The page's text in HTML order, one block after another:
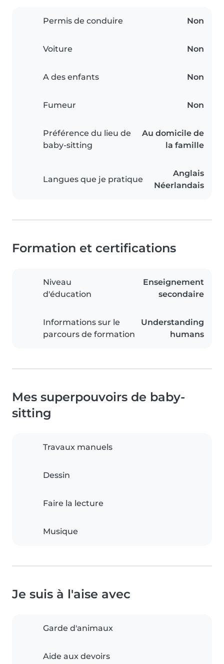
Permis de conduire Non
Voiture Non
A des enfants Non
Fumeur Non
Préférence du lieu de
baby-sitting
Au domicile de
la famille
Langues que je pratique
Anglais
Néerlandais
Formation et certifications
Niveau
d'éducation
Enseignement
secondaire
Informations sur le
parcours de formation
Understanding
humans
Mes superpouvoirs de baby-
sitting
Travaux manuels
Dessin
Faire la lecture
Musique
Je suis à l'aise avec
Garde d'animaux
Aide aux devoirs